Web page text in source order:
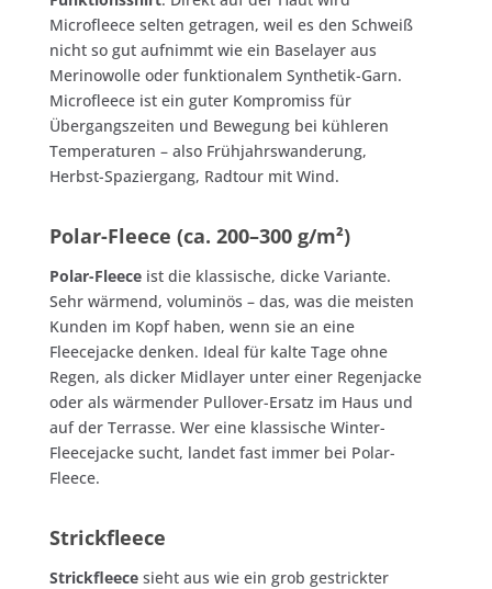
Microfleece selten getragen, weil es den Schweiß
nicht so gut aufnimmt wie ein Baselayer aus
Merinowolle oder funktionalem Synthetik-Garn.
Microfleece ist ein guter Kompromiss für
Übergangszeiten und Bewegung bei kühleren
Temperaturen – also Frühjahrswanderung,
Herbst-Spaziergang, Radtour mit Wind.
Polar-Fleece (ca. 200–300 g/m²)
Polar-Fleece ist die klassische, dicke Variante.
Sehr wärmend, voluminös – das, was die meisten
Kunden im Kopf haben, wenn sie an eine
Fleecejacke denken. Ideal für kalte Tage ohne
Regen, als dicker Midlayer unter einer Regenjacke
oder als wärmender Pullover-Ersatz im Haus und
auf der Terrasse. Wer eine klassische Winter-
Fleecejacke sucht, landet fast immer bei Polar-
Fleece.
Strickfleece
Strickfleece sieht aus wie ein grob gestrickter